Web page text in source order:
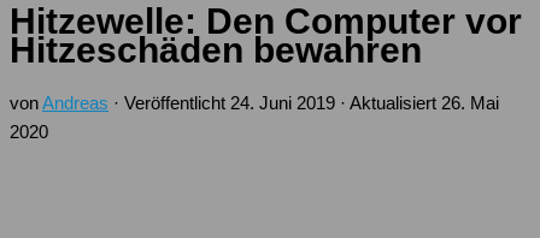
Hitzewelle: Den Computer vor
Hitzeschäden bewahren
vonAndreas · Veröffentlicht 24. Juni 2019 · Aktualisiert 26. Mai
2020